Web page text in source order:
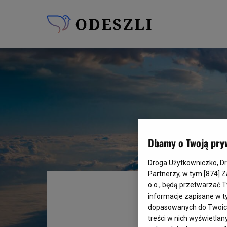
Dbamy o Twoją
Droga Użytkowniczko,
Partnerzy, w tym [874]
o.o., będą przetwarzać
informacje zapisane w
dopasowanych do
treści w nich